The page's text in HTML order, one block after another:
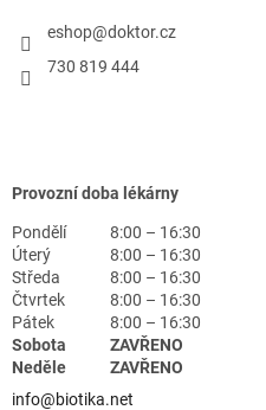
eshop@doktor.cz
730 819 444
Provozní doba lékárny
Pondělí
8:00 – 16:30
Úterý
8:00 – 16:30
Středa
8:00 – 16:30
Čtvrtek
8:00 – 16:30
Pátek
8:00 – 16:30
Sobota
ZAVŘENO
Neděle
ZAVŘENO
info@biotika.net